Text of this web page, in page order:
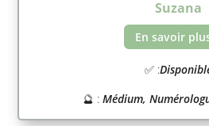
Suzana
En savoir
✅ :
🔮 : Médium,